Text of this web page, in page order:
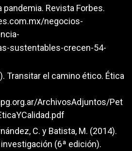
pandemia. Revista Forbes.
negocios-
sustentables-crecen-54-
Transitar el camino ético. Ética
ArchivosAdjuntos/Pet
C. y Batista, M. (2014).
(6ª edición).